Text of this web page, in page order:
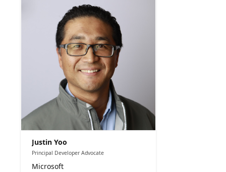
Justin Yoo
Principal Developer Advocate
Microsoft